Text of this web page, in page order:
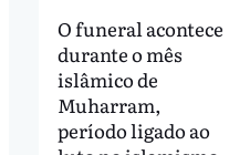
O funeral acontece
durante o mês
islâmico de
Muharram,
período ligado ao